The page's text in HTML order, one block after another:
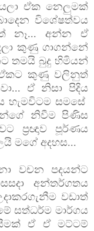
ඒක නෙලුමක්
විශේෂත්වය
නෑ... අන්න ඒ
කුණු ගාගන්නේ
තමයි බුදු හිමියන්
ඒකට කුණු වලිනුත්
ඒ නිසා පිදිය
හැමවිටම සමසේ
නිවීම පිණිස
ප්‍රඥාව පූර්ණය
මගේ අදහස...
වචන පදයන්ට
අන්තර්ගතය
වඩාත්
සත්ධර්ම මාර්ගය
ඒ ඒ මට්ටම්